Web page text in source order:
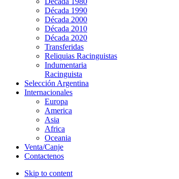
Década 1990
Década 2000
Década 2010
Década 2020
Transferidas
Reliquias Racinguistas
Indumentaria
Racinguista
Selección Argentina
Internacionales
Europa
America
Asia
Africa
Oceania
Venta/Canje
Contactenos
Skip to content